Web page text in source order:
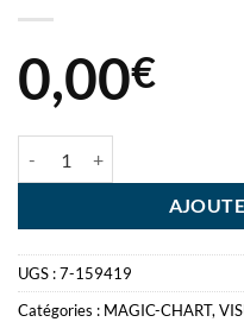
0,00€
UGS :7-159419
Catégories : MAGIC-CHART,